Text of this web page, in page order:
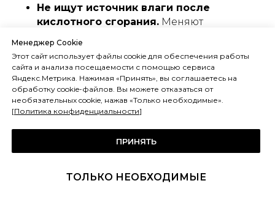
Не ищут источник влаги после
кислотного сгорания. Меняют
устанавливают фильтр. Через год —
история повторяется, потому что агрегат
по-прежнему открывают без заглушек,
или фильтр-осушитель не менялся три
года, или в испарителе чиллера
При гидроударе ограничиваются
проверяя причину.Клапана заменили —
Менеджер Cookie
Этот сайт использует файлы cookie для обеспечения работы
сайта и анализа посещаемости с помощью сервиса
Яндекс.Метрика. Нажимая «Принять», вы соглашаетесь на
обработку cookie-файлов. Вы можете отказаться от
необязательных cookie, нажав «Только необходимые».
[Политика конфиденциальности]
ПРИНЯТЬ
ТОЛЬКО НЕОБХОДИМЫЕ